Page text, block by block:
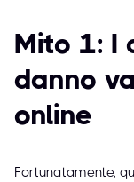
Mito 1: I
danno
online
Fortunatamente,